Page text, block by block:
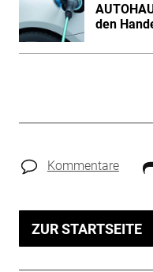
den
Kommentare
ZUR STARTSEITE